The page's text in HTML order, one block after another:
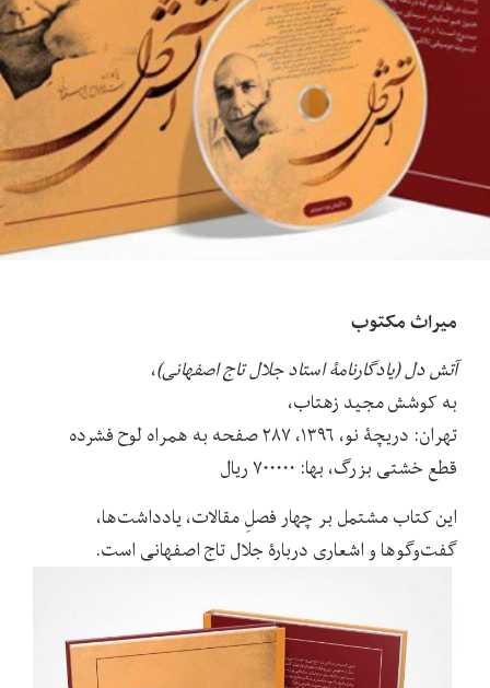
میراث مکتوب
آتش دل (یادگارنامۀ استاد جلال تاج اصفهانی)،
به کوشش مجید زهتاب،
تهران: دریچۀ نو، ۱۳۹۶، ۲۸۷ صفحه به همراه لوح فشرده
قطع خشتی بزرگ، بها: ۷۰۰۰۰۰ ریال
این کتاب مشتمل بر چهار فصلِ مقالات، یادداشت‌ها،
گفت‌وگوها و اشعاری دربارۀ جلال تاج اصفهانی است.